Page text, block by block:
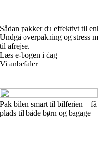
Sådan pakker du effektivt til
Undgå overpakning og stress
til afrejse.
Læs e-bogen i dag
Vi anbefaler
Pak bilen smart til bilferien – få
plads til både børn og bagage